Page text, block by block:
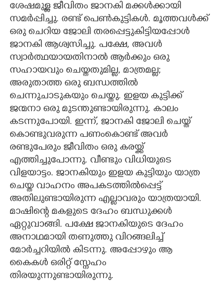
ശേഷമുള്ള ജീവിതം ജാനകി മക്കൾക്കായി
സമർപ്പിച്ചു. രണ്ട്‌ പെൺകുട്ടികൾ. മൂത്തവൾക്ക്
ഒരു ചെറിയ ജോലി തരപ്പെട്ടുകിട്ടിയപ്പോൾ
ജാനകി ആശ്വസിച്ചു. പക്ഷേ,​ അവൾ
സ്വാർത്ഥയായതിനാൽ ആർക്കും ഒരു
സഹായവും ചെയ്തതുമില്ല, മാത്രമല്ല;
അരുതാത്ത ഒരു ബന്ധത്തിൽ
ചെന്നുചാടുകയും ചെയ്തു. ഇളയ കുട്ടിക്ക്
ജന്മനാ ഒരു മുടന്തുണ്ടായിരുന്നു. കാലം
കടന്നുപോയി. ഇന്ന്,​ ജാനകി ജോലി ചെയ്ത്
കൊണ്ടുവരുന്ന പണംകൊണ്ട് അവർ
രണ്ടുപേരും ജീവിതം ഒരു കരയ്ക്ക്
എത്തിച്ചുപോന്നു. വീണ്ടും വിധിയുടെ
വിളയാട്ടം. ജാനകിയും ഇളയ കുട്ടിയും യാത്ര
ചെയ്ത വാഹനം അപകടത്തിൽപ്പെട്ട്
അതിലുണ്ടായിരുന്ന എല്ലാവരും യാത്രയായി.
മാഷിന്റെ മകളുടെ ദേഹം ബന്ധുക്കൾ
ഏറ്റുവാങ്ങി. പക്ഷേ ജാനകിയുടെ ദേഹം
അനാഥമായി തണുത്തു വിറങ്ങലിച്ച്
മോർച്ചറിയിൽ കിടന്നു. അപ്പോഴും ആ
കൈകൾ ഒരിറ്റ് സ്നേഹം
തിരയുന്നുണ്ടായിരുന്നു.